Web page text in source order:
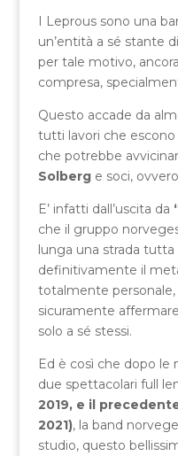
I Leprous sono una
un’entità a sé stante
per tale motivo,
compresa,
Questo accade da
tutti lavori che
che potrebbe
Solberg e soci,
E’ infatti dall’uscita da
che il gruppo
lunga una strada tutta
definitivamente il
totalmente
sicuramente
solo a sé stessi.
Ed è così che dopo le
due spettacolari full
2019, e il
2021), la band
studio, questo